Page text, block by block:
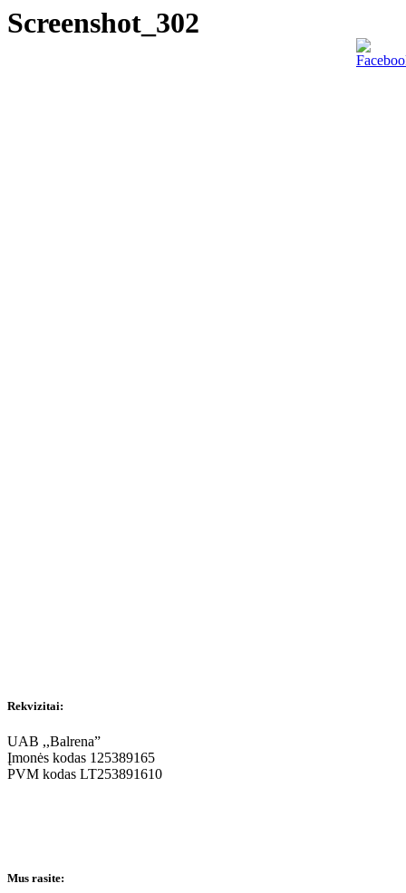
Screenshot_302
Rekvizitai:
UAB ,,Balrena”
Įmonės kodas 125389165
PVM kodas LT253891610
Mus rasite: